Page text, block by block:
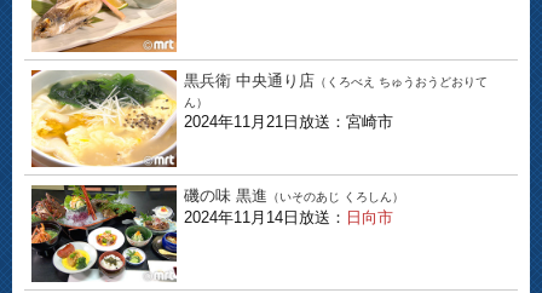
黒兵衛 中央通り店 （くろべえ ちゅうおうどおりて
ん）
2024年11月21日放送：宮崎市
磯の味 黒進 （いそのあじ くろしん）
2024年11月14日放送： 日向市